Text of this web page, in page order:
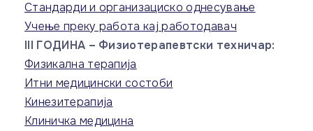
Стандарди и организациско однесување
Учење преку работа кај работодавач
III ГОДИНА – Физиотерапевтски техничар:
Физикална терапија
Итни медицински состоби
Кинезитерапија
Клиничка медицина